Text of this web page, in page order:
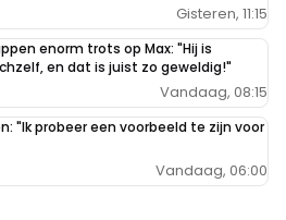
Gisteren, 11:15
enorm trots op Max: "Hij is
en dat is juist zo geweldig!"
Vandaag, 08:15
"Ik probeer een voorbeeld te zijn voor
Vandaag, 06:00